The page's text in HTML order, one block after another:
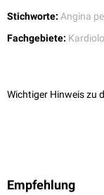
Stichworte: Angina
Fachgebiete:
Wichtiger Hinweis zu
Empfehlung